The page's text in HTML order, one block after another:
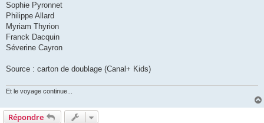
Sophie Pyronnet
Philippe Allard
Myriam Thyrion
Franck Dacquin
Séverine Cayron
Source : carton de doublage (Canal+ Kids)
Et le voyage continue...
Répondre